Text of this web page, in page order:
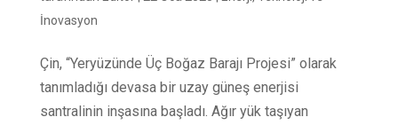
İnovasyon
Çin, “Yeryüzünde Üç Boğaz Barajı Projesi” olarak
tanımladığı devasa bir uzay güneş enerjisi
santralinin inşasına başladı. Ağır yük taşıyan